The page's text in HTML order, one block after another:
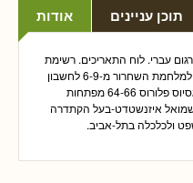
אודות תוכן עניינים
עברי. לוח התאריכים. רשימת
"המשגיחים" הרומאיים בארץ-ישראל עד למלחמת השחרור מ-6-9 לחשבון
תקופתינו-לחשבון התקופה הנוצרית עד גסיוס פלורוס 64-66 מפתחות
איזנשטדט-בעל הקתדרה
ולכלכלה בתל-אביב.